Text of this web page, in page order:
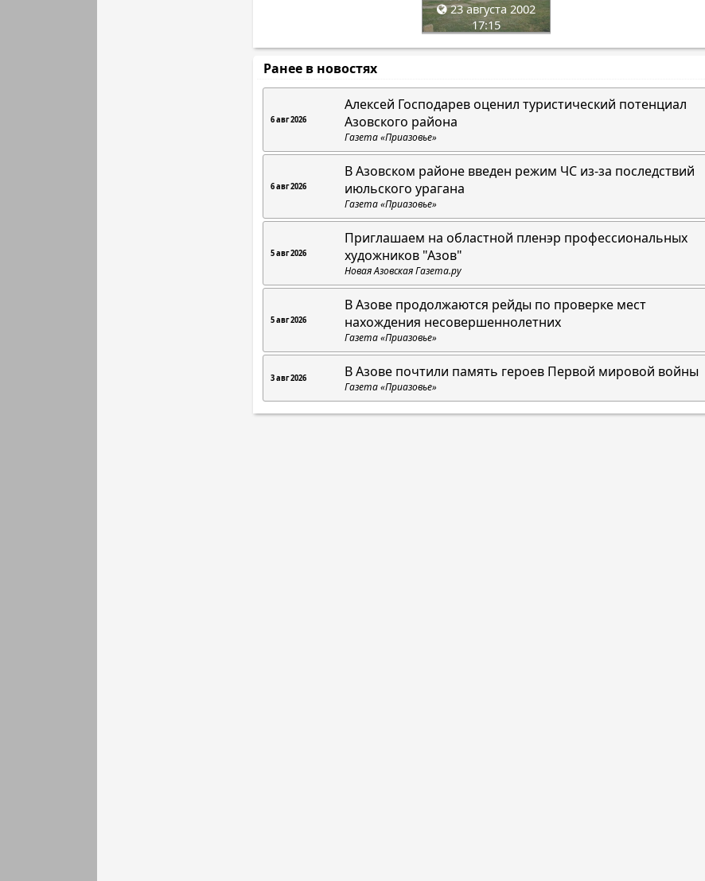
23 августа 2002
17:15
Ранее в новостях
6 авг 2026
Алексей Господарев оценил туристический потенциал
Азовского района
Газета «Приазовье»
6 авг 2026
В Азовском районе введен режим ЧС из-за последствий
июльского урагана
Газета «Приазовье»
5 авг 2026
Приглашаем на областной пленэр профессиональных
художников "Азов"
Новая Азовская Газета.ру
5 авг 2026
В Азове продолжаются рейды по проверке мест
нахождения несовершеннолетних
Газета «Приазовье»
3 авг 2026 В Азове почтили память героев Первой мировой войны
Газета «Приазовье»